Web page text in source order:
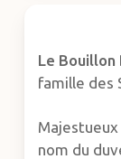
Le Bouillon
famille des
nom du